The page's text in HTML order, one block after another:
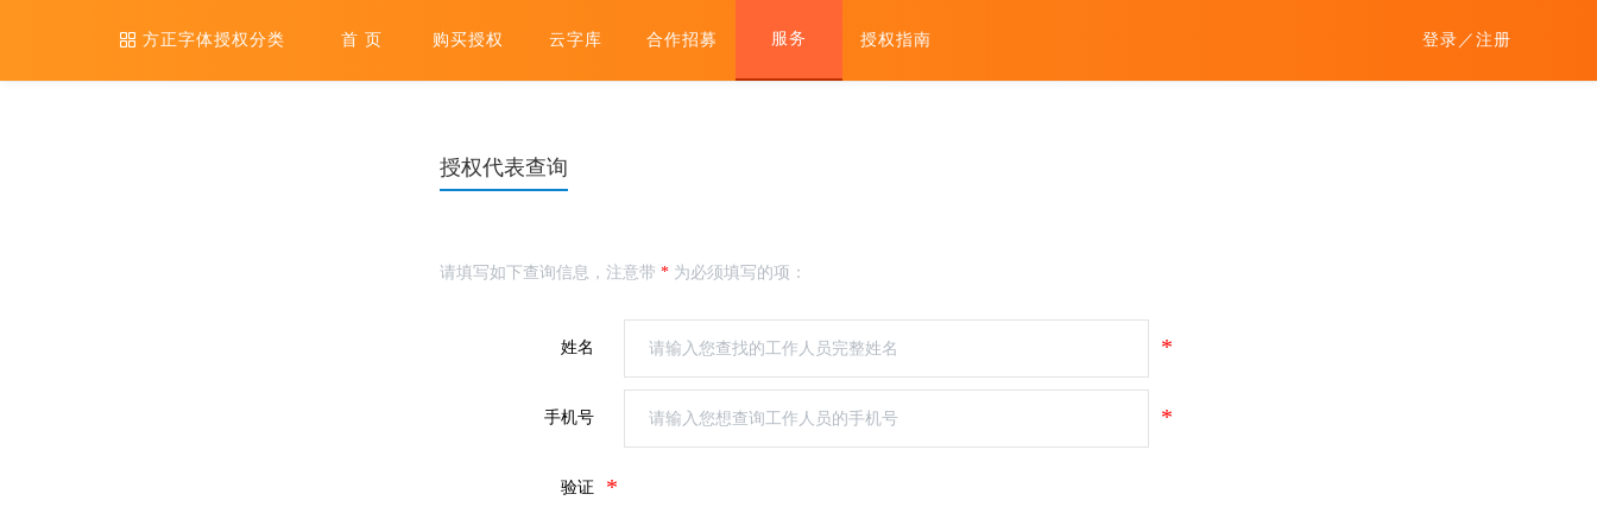
方正字体授权分类 首 页 购买授权 云字库 合作招募 服务 授权指南 登录 ／ 注册
授权代表查询
请填写如下查询信息，注意带 * 为必须填写的项：
姓名 请输入您查找的工作人员完整姓名 *
手机号 请输入您想查询工作人员的手机号 *
验证 *